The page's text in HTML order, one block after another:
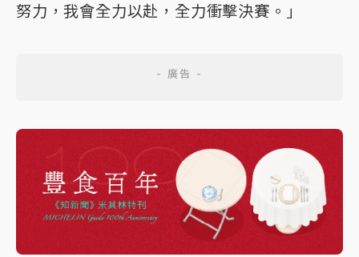
努力，我會全力以赴，全力衝擊決賽。」